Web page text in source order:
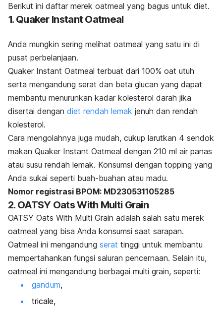
Berikut ini daftar merek oatmeal yang bagus untuk diet.
1. Quaker Instant Oatmeal
Anda mungkin sering melihat oatmeal yang satu ini di
pusat perbelanjaan.
Quaker Instant Oatmeal terbuat dari 100% oat utuh
serta mengandung serat dan beta glucan yang dapat
membantu menurunkan kadar kolesterol darah jika
disertai dengan diet rendah lemak jenuh dan rendah
kolesterol.
Cara mengolahnya juga mudah, cukup larutkan 4 sendok
makan Quaker Instant Oatmeal dengan 210 ml air panas
atau susu rendah lemak. Konsumsi dengan topping yang
Anda sukai seperti buah-buahan atau madu.
Nomor registrasi BPOM: MD230531105285
2. OATSY Oats With Multi Grain
OATSY Oats With Multi Grain adalah salah satu merek
oatmeal yang bisa Anda konsumsi saat sarapan.
Oatmeal ini mengandung serat tinggi untuk membantu
mempertahankan fungsi saluran pencernaan. Selain itu,
oatmeal ini mengandung berbagai multi grain, seperti:
gandum,
tricale,